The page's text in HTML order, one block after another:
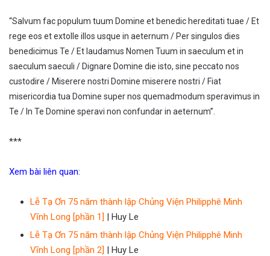
“Salvum fac populum tuum Domine et benedic hereditati tuae / Et
rege eos et extolle illos usque in aeternum / Per singulos dies
benedicimus Te / Et laudamus Nomen Tuum in saeculum et in
saeculum saeculi / Dignare Domine die isto, sine peccato nos
custodire / Miserere nostri Domine miserere nostri / Fiat
misericordia tua Domine super nos quemadmodum speravimus in
Te / In Te Domine speravi non confundar in aeternum”.
***
Xem bài liên quan:
Lễ Tạ Ơn 75 năm thành lập Chủng Viện Philipphê Minh
Vĩnh Long [phần 1] | Huy Le
Lễ Tạ Ơn 75 năm thành lập Chủng Viện Philipphê Minh
Vĩnh Long [phần 2] | Huy Le